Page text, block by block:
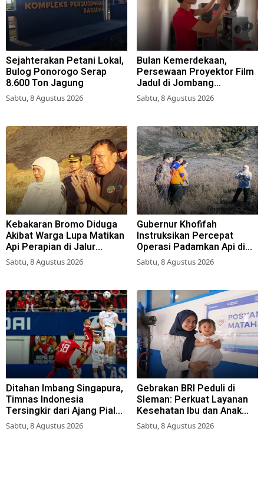
Sejahterakan Petani Lokal,
Bulog Ponorogo Serap
8.600 Ton Jagung
Sabtu, 8 Agustus 2026
Bulan Kemerdekaan,
Persewaan Proyektor Film
Jadul di Jombang
Meningkat
Sabtu, 8 Agustus 2026
Kebakaran Bromo Diduga
Akibat Warga Lupa Matikan
Api Perapian di Jalur
Tradisional
Sabtu, 8 Agustus 2026
Gubernur Khofifah
Instruksikan Percepat
Operasi Padamkan Api di
Wisata Bromo
Sabtu, 8 Agustus 2026
Ditahan Imbang Singapura,
Timnas Indonesia
Tersingkir dari Ajang Piala
AFF 2026
Sabtu, 8 Agustus 2026
Gebrakan BRI Peduli di
Sleman: Perkuat Layanan
Kesehatan Ibu dan Anak
Lewat Program Desa
Brilian 1000 HPK
Sabtu, 8 Agustus 2026